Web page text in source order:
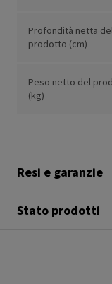
Profondità netta
prodotto (cm)
Peso netto del
(kg)
Resi e garanzie
Stato prodotti